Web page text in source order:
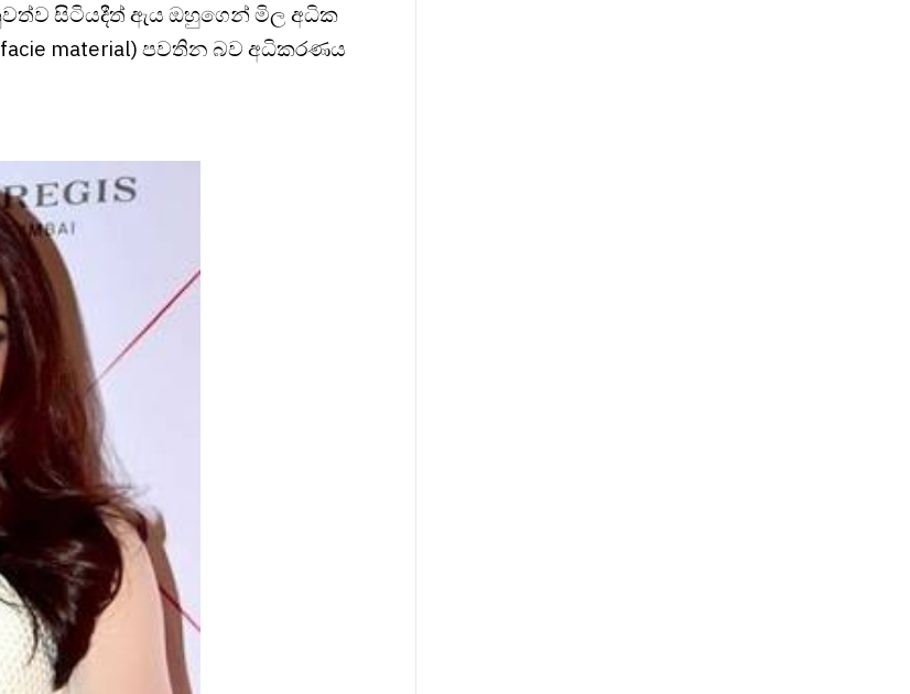
සිටියදීත් ඇය ඔහුගෙන් මිල අධික
material) පවතින බව අධිකරණය